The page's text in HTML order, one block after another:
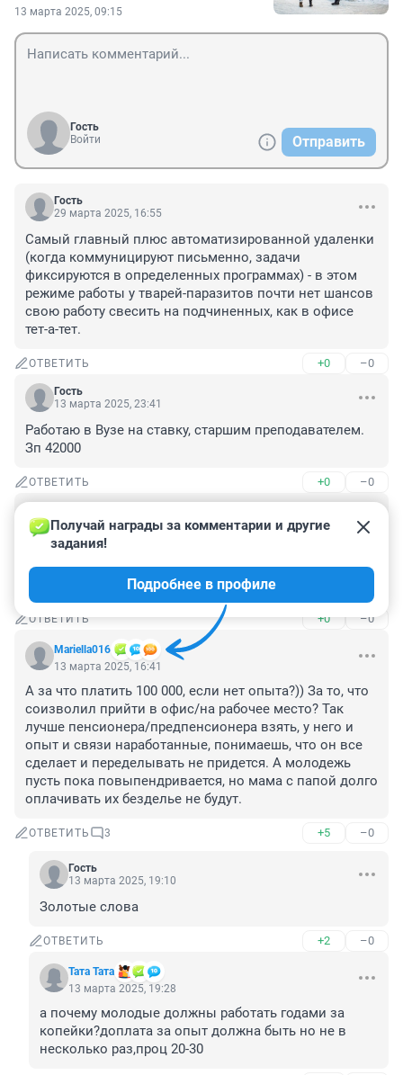
13 марта 2025, 09:15
Гость
Войти
Отправить
Гость
29 марта 2025, 16:55
Самый главный плюс автоматизированной удаленки
(когда коммуницируют письменно, задачи
фиксируются в определенных программах) - в этом
режиме работы у тварей-паразитов почти нет шансов
свою работу свесить на подчиненных, как в офисе
тет-а-тет.
ОТВЕТИТЬ +0 –0
Гость
13 марта 2025, 23:41
Работаю в Вузе на ставку, старшим преподавателем.
Зп 42000
ОТВЕТИТЬ +0 –0
13 марта 2025, 18:36
Зона отдыха... на работе...
В обеденный перерыв, что ли? Или на те 10 минут в
час, которыми пользуются разве что курильщики?
ОТВЕТИТЬ +0 –0
Mariella016
Получай награды за комментарии и другие
задания!
Подробнее в профиле
13 марта 2025, 16:41
А за что платить 100 000, если нет опыта?)) За то, что
соизволил прийти в офис/на рабочее место? Так
лучше пенсионера/предпенсионера взять, у него и
опыт и связи наработанные, понимаешь, что он все
сделает и переделывать не придется. А молодежь
пусть пока повыпендривается, но мама с папой долго
оплачивать их безделье не будут.
ОТВЕТИТЬ 3 +5 –0
Гость
13 марта 2025, 19:10
Золотые слова
ОТВЕТИТЬ +2 –0
Тата Тата
13 марта 2025, 19:28
а почему молодые должны работать годами за
копейки?доплата за опыт должна быть но не в
несколько раз,проц 20-30